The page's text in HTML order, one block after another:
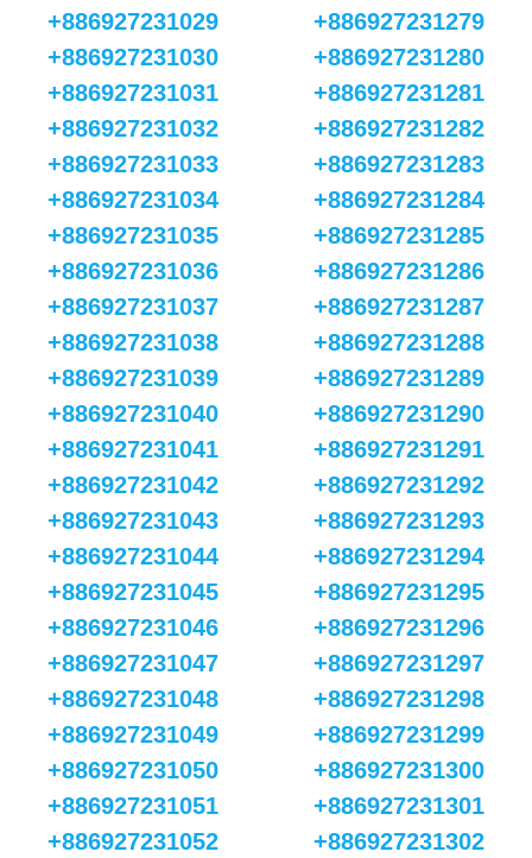
+886927231029
+886927231030
+886927231031
+886927231032
+886927231033
+886927231034
+886927231035
+886927231036
+886927231037
+886927231038
+886927231039
+886927231040
+886927231041
+886927231042
+886927231043
+886927231044
+886927231045
+886927231046
+886927231047
+886927231048
+886927231049
+886927231050
+886927231051
+886927231052
+886927231279
+886927231280
+886927231281
+886927231282
+886927231283
+886927231284
+886927231285
+886927231286
+886927231287
+886927231288
+886927231289
+886927231290
+886927231291
+886927231292
+886927231293
+886927231294
+886927231295
+886927231296
+886927231297
+886927231298
+886927231299
+886927231300
+886927231301
+886927231302